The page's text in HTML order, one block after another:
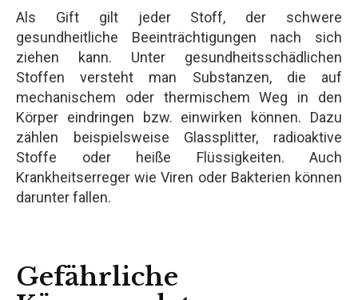
Als Gift gilt jeder Stoff, der schwere
gesundheitliche Beeinträchtigungen nach sich
ziehen kann. Unter gesundheitsschädlichen
Stoffen versteht man Substanzen, die auf
mechanischem oder thermischem Weg in den
Körper eindringen bzw. einwirken können. Dazu
zählen beispielsweise Glassplitter, radioaktive
Stoffe oder heiße Flüssigkeiten. Auch
Krankheitserreger wie Viren oder Bakterien können
darunter fallen.
Gefährliche